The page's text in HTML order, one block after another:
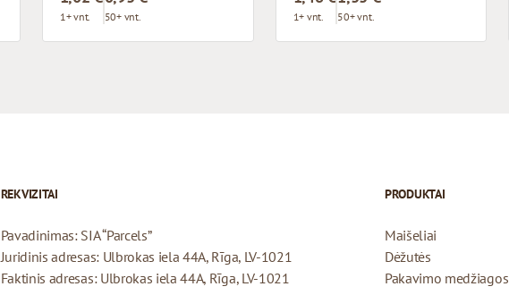
1+ vnt. 50+ vnt. 1+ vnt. 50+ vnt.
REKVIZITAI
Pavadinimas: SIA “Parcels”
Juridinis adresas: Ulbrokas iela 44A, Rīga, LV-1021
Faktinis adresas: Ulbrokas iela 44A, Rīga, LV-1021
PRODUKTAI
Maišeliai
Dėžutės
Pakavimo medžiagos